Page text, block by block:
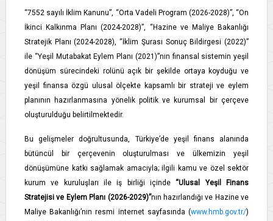
“7552 sayılı İklim Kanunu”, “Orta Vadeli Program (2026-2028)”, “On
İkinci Kalkınma Planı (2024-2028)”, “Hazine ve Maliye Bakanlığı
Stratejik Planı (2024-2028), “İklim Şurası Sonuç Bildirgesi (2022)”
ile “Yeşil Mutabakat Eylem Planı (2021)”nın finansal sistemin yeşil
dönüşüm sürecindeki rolünü açık bir şekilde ortaya koyduğu ve
yeşil finansa özgü ulusal ölçekte kapsamlı bir strateji ve eylem
planının hazırlanmasına yönelik politik ve kurumsal bir çerçeve
oluşturulduğu belirtilmektedir.
Bu gelişmeler doğrultusunda, Türkiye’de yeşil finans alanında
bütüncül bir çerçevenin oluşturulması ve ülkemizin yeşil
dönüşümüne katkı sağlamak amacıyla; ilgili kamu ve özel sektör
kurum ve kuruluşları ile iş birliği içinde“Ulusal Yeşil Finans
Stratejisi ve Eylem Planı (2026-2029)”nın hazırlandığı ve Hazine ve
Maliye Bakanlığı’nın resmi internet sayfasında (www.hmb.gov.tr/)